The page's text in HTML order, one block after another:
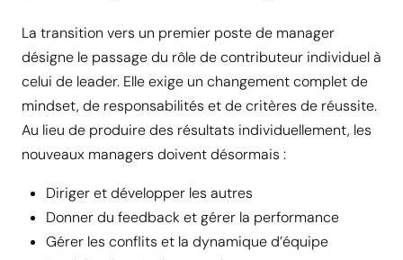
La transition vers un premier poste de manager
désigne le passage du rôle de contributeur individuel à
celui de leader. Elle exige un changement complet de
mindset, de responsabilités et de critères de réussite.
Au lieu de produire des résultats individuellement, les
nouveaux managers doivent désormais :
Diriger et développer les autres
Donner du feedback et gérer la performance
Gérer les conflits et la dynamique d’équipe